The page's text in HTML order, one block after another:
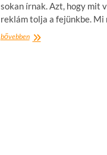
sokan írnak. Azt, hogy mit
reklám tolja a fejünkbe.
bővebbenMit